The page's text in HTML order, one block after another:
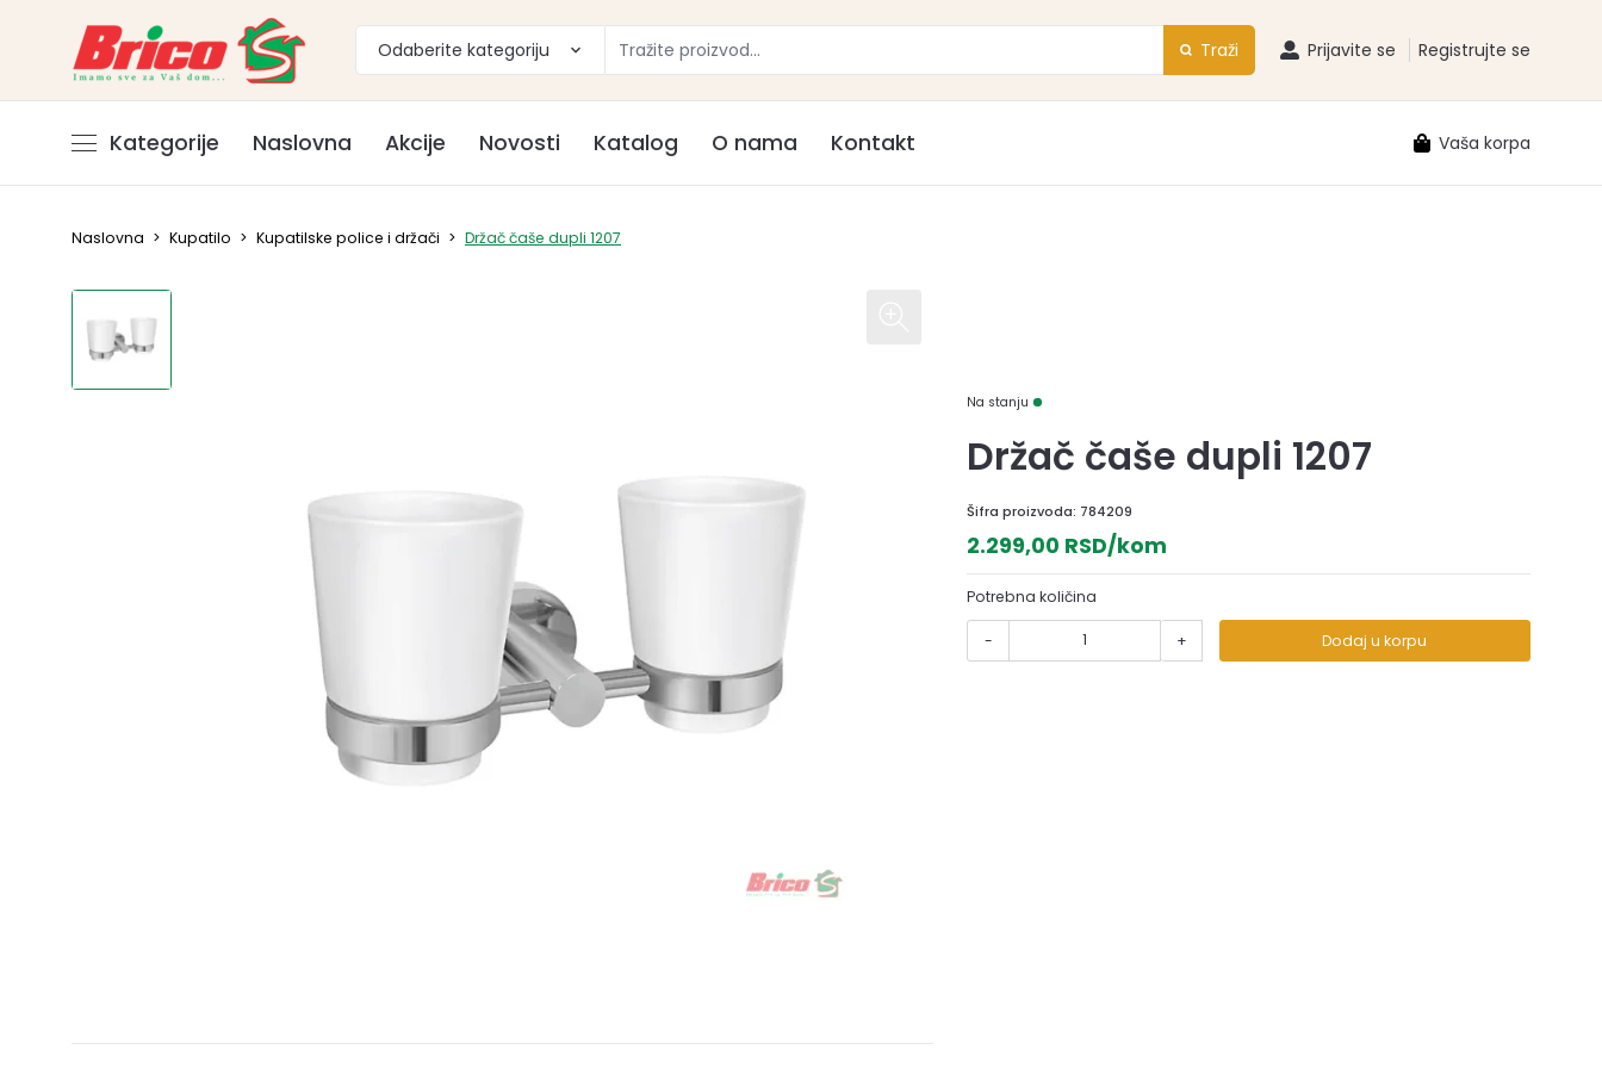
Odaberite kategoriju Traži Prijavite se Registrujte se
Kategorije Naslovna Akcije Novosti Katalog O nama Kontakt Vaša korpa
Naslovna > Kupatilo > Kupatilske police i držači > Držač čaše dupli 1207
Na stanju
Držač čaše dupli 1207
Šifra proizvoda: 784209
2.299,00 RSD/kom
Potrebna količina
- + Dodaj u korpu